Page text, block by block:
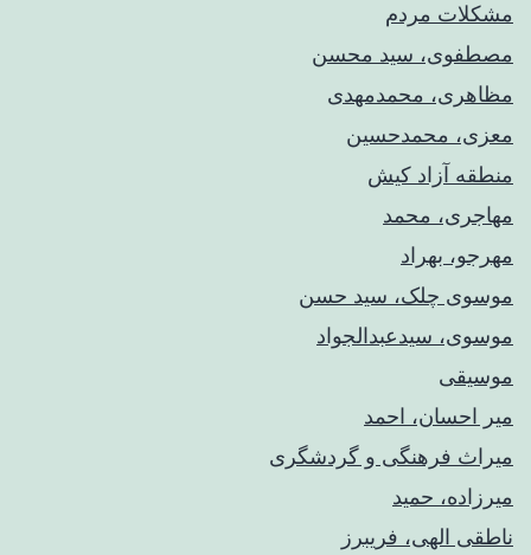
مشکلات مردم
مصطفوی، سید محسن
مظاهری، محمدمهدی
معزی، محمدحسین
منطقه آزاد کیش
مهاجری، محمد
مهرجو، بهراد
موسوی چلک، سید حسن
موسوی، سیدعبدالجواد
موسیقی
میر احسان، احمد
میراث فرهنگی و گردشگری
میرزاده، حمید
ناطقی الهی، فریبرز